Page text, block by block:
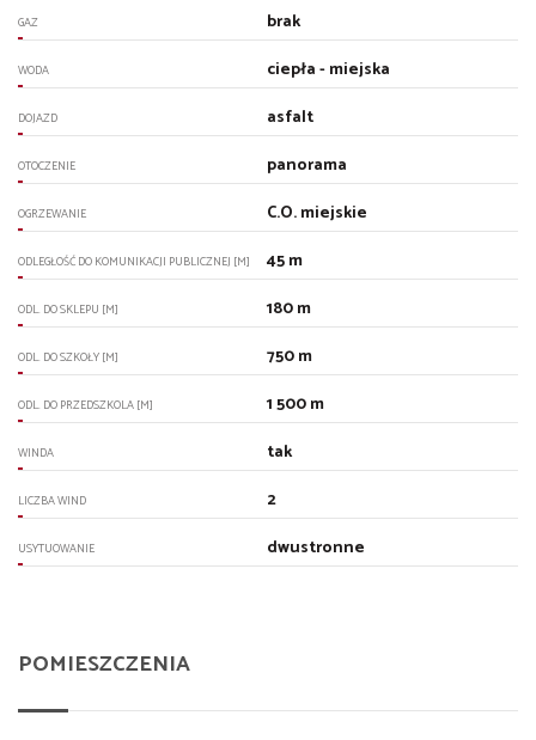
GAZ brak
WODA ciepła - miejska
DOJAZD asfalt
OTOCZENIE panorama
OGRZEWANIE C.O. miejskie
ODLEGŁOŚĆ DO KOMUNIKACJI PUBLICZNEJ [M] 45 m
ODL. DO SKLEPU [M] 180 m
ODL. DO SZKOŁY [M] 750 m
ODL. DO PRZEDSZKOLA [M] 1 500 m
WINDA tak
LICZBA WIND 2
USYTUOWANIE dwustronne
POMIESZCZENIA